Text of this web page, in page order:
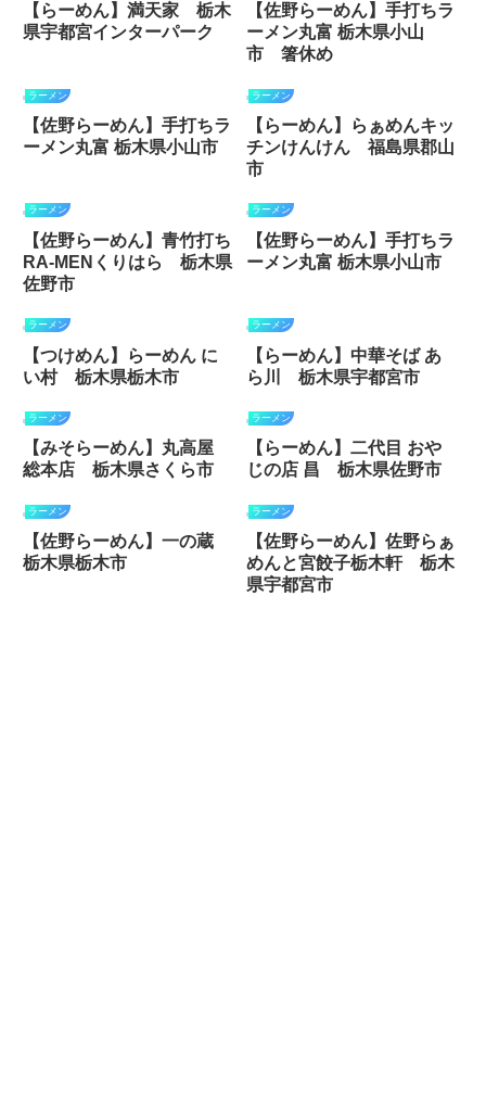
【らーめん】満天家 栃木
県宇都宮インターパーク
【佐野らーめん】手打ちラ
ーメン丸富 栃木県小山
市 箸休め
ラーメン
【佐野らーめん】手打ちラ
ーメン丸富 栃木県小山市
ラーメン
【らーめん】らぁめんキッ
チンけんけん 福島県郡山
市
ラーメン
【佐野らーめん】青竹打ち
RA-MENくりはら 栃木県
佐野市
ラーメン
【佐野らーめん】手打ちラ
ーメン丸富 栃木県小山市
ラーメン
【つけめん】らーめん に
い村 栃木県栃木市
ラーメン
【らーめん】中華そば あ
ら川 栃木県宇都宮市
ラーメン
【みそらーめん】丸高屋
総本店 栃木県さくら市
ラーメン
【らーめん】二代目 おや
じの店 昌 栃木県佐野市
ラーメン
【佐野らーめん】一の蔵
栃木県栃木市
ラーメン
【佐野らーめん】佐野らぁ
めんと宮餃子栃木軒 栃木
県宇都宮市